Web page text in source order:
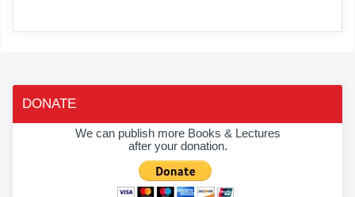
DONATE
We can publish more Books & Lectures
after your donation.